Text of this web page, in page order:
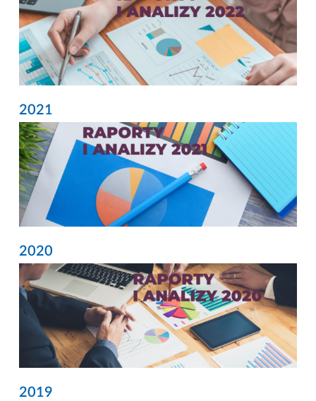
2021
2020
2019